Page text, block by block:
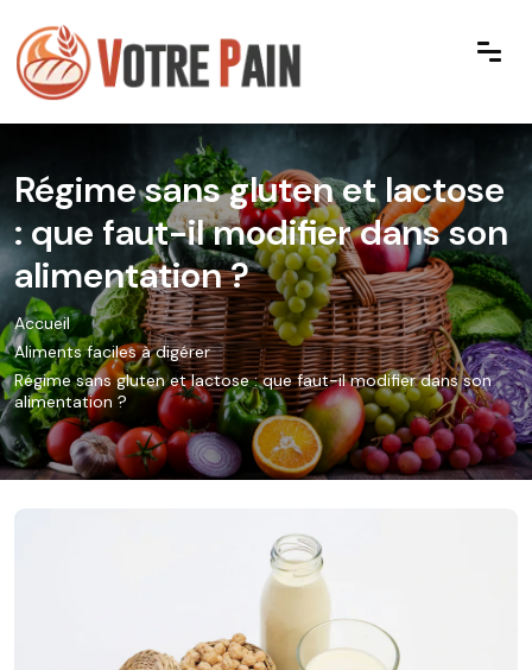
Régime sans gluten et lactose
: que faut-il modifier dans son
alimentation ?
Accueil
Aliments faciles à digérer
Régime sans gluten et lactose : que faut-il modifier dans son
alimentation ?